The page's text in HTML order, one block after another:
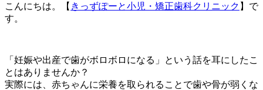
こんにちは。【 きっずぽーと小児・矯正歯科クリニック 】で
す。
「妊娠や出産で歯がボロボロになる」という話を耳にしたこ
とはありませんか？
実際には、赤ちゃんに栄養を取られることで歯や骨が弱くな